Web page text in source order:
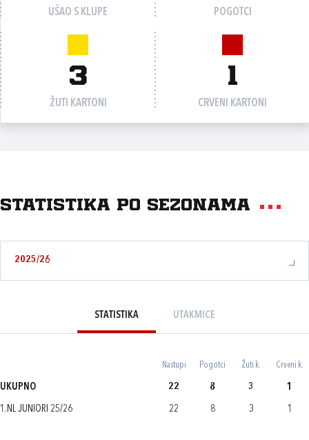
UŠAO S KLUPE POGOTCI
3
ŽUTI KARTONI
1
CRVENI KARTONI
Statistika po sezonama
2025/26
STATISTIKA UTAKMICE
Nastupi Pogotci Žuti k. Crveni k.
UKUPNO 22 8 3 1
1.NL JUNIORI 25/26 22 8 3 1